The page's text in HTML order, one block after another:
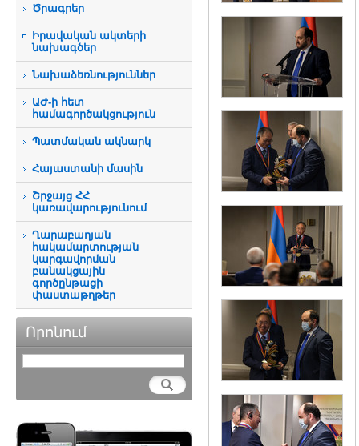
Ծրագրեր
Իրավական ակտերի
նախագծեր
Նախաձեռնություններ
ԱԺ-ի հետ
համագործակցություն
Պատմական ակնարկ
Հայաստանի մասին
Շրջայց ՀՀ
կառավարությունում
Ղարաբաղյան
հակամարտության
կարգավորման
բանակցային
գործընթացի
փաստաթղթեր
Որոնում